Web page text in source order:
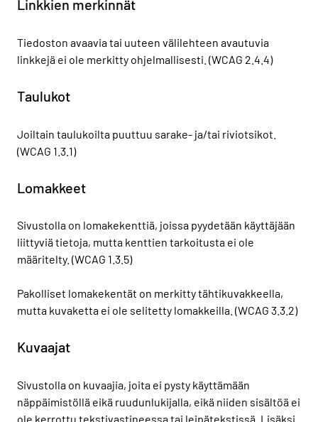
Linkkien merkinnät
Tiedoston avaavia tai uuteen välilehteen avautuvia
linkkejä ei ole merkitty ohjelmallisesti. (WCAG 2.4.4)
Taulukot
Joiltain taulukoilta puuttuu sarake- ja/tai riviotsikot.
(WCAG 1.3.1)
Lomakkeet
Sivustolla on lomakekenttiä, joissa pyydetään käyttäjään
liittyviä tietoja, mutta kenttien tarkoitusta ei ole
määritelty. (WCAG 1.3.5)
Pakolliset lomakekentät on merkitty tähtikuvakkeella,
mutta kuvaketta ei ole selitetty lomakkeilla. (WCAG 3.3.2)
Kuvaajat
Sivustolla on kuvaajia, joita ei pysty käyttämään
näppäimistöllä eikä ruudunlukijalla, eikä niiden sisältöä ei
ole kerrottu tekstivastineessa tai leipätekstissä. Lisäksi